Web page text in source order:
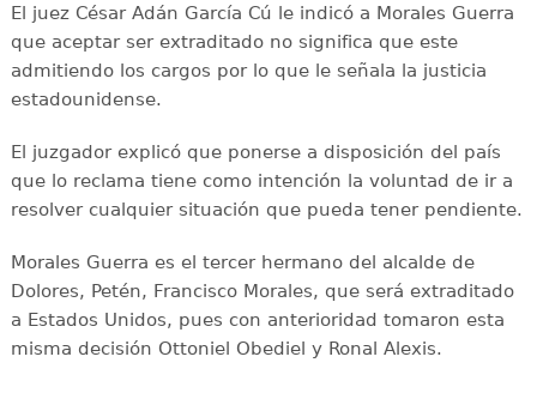
El juez César Adán García Cú le indicó a Morales Guerra
que aceptar ser extraditado no significa que este
admitiendo los cargos por lo que le señala la justicia
estadounidense.
El juzgador explicó que ponerse a disposición del país
que lo reclama tiene como intención la voluntad de ir a
resolver cualquier situación que pueda tener pendiente.
Morales Guerra es el tercer hermano del alcalde de
Dolores, Petén, Francisco Morales, que será extraditado
a Estados Unidos, pues con anterioridad tomaron esta
misma decisión Ottoniel Obediel y Ronal Alexis.